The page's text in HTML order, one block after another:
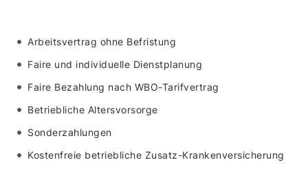
Arbeitsvertrag ohne Befristung
Faire und individuelle Dienstplanung
Faire Bezahlung nach WBO-Tarifvertrag
Betriebliche Altersvorsorge
Sonderzahlungen
Kostenfreie betriebliche Zusatz-Krankenversicherung